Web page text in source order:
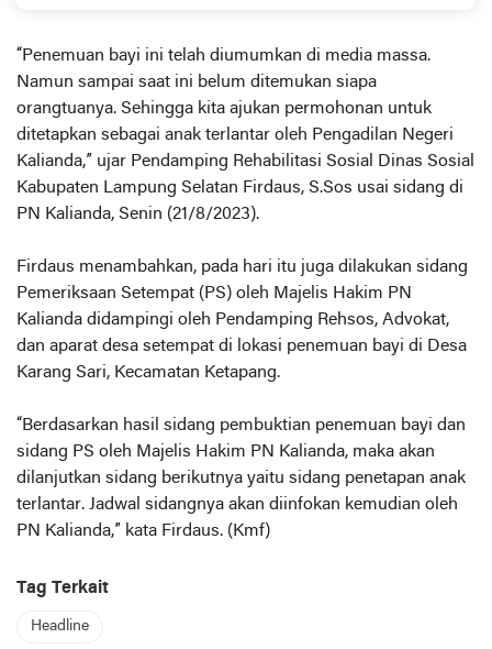
“Penemuan bayi ini telah diumumkan di media massa.
Namun sampai saat ini belum ditemukan siapa
orangtuanya. Sehingga kita ajukan permohonan untuk
ditetapkan sebagai anak terlantar oleh Pengadilan Negeri
Kalianda,” ujar Pendamping Rehabilitasi Sosial Dinas Sosial
Kabupaten Lampung Selatan Firdaus, S.Sos usai sidang di
PN Kalianda, Senin (21/8/2023).
Firdaus menambahkan, pada hari itu juga dilakukan sidang
Pemeriksaan Setempat (PS) oleh Majelis Hakim PN
Kalianda didampingi oleh Pendamping Rehsos, Advokat,
dan aparat desa setempat di lokasi penemuan bayi di Desa
Karang Sari, Kecamatan Ketapang.
“Berdasarkan hasil sidang pembuktian penemuan bayi dan
sidang PS oleh Majelis Hakim PN Kalianda, maka akan
dilanjutkan sidang berikutnya yaitu sidang penetapan anak
terlantar. Jadwal sidangnya akan diinfokan kemudian oleh
PN Kalianda,” kata Firdaus. (Kmf)
Tag Terkait
Headline